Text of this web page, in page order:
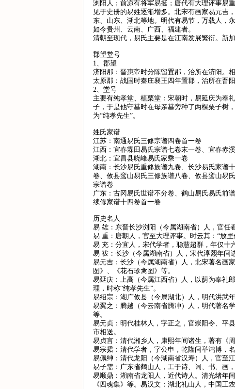
浏阳人；前凉有将军易挺；唐代有大理评事易
见于史册的易姓逐渐增多。北宋有画家易元吉
东、山东、湖北等地。明代有易节，万载人，
如今贵州、云南、广西、福建者。
清朝至现代，易氏主要是在江南发展繁衍。新加
郡望堂号
1、郡望
济阳郡：晋惠帝时分陈留置郡，治所在济阳。
太原郡：战国时秦庄襄王四年置郡，治所在晋
2、堂号
主要有纯孝堂、植栗堂：宋朝时，易延庆为奉
子，于是他守墓时在母亲墓旁种了两棵栗子树
为“纯孝先生”。
姓氏家谱
江苏：南通易氏三修宗谱四卷首一卷
江西：宜春霖田易氏宗谱七卷末一卷、宜春赤
湖北：宜昌县晓峰易氏家乘一卷
湖南：长沙易氏重修族谱九卷、长沙易氏家谱
卷、攸县鸾山易氏三修族谱八卷、攸县鸾山易
宗谱卷
广东：古冈易氏世谱不分卷、鹤山易氏易氏前
续修家谱十四卷首一卷
历史名人
易 雄：东晋长沙浏阳（今属湖南省）人，官任
易 重：唐朝人，官至大理评事。时云其：“放
易 充：分宜人，宋代学者，聪慧超群，年仅十
易 祓：长沙（今属湖南省）人，宋代淳熙年间
易元吉：长沙（今属湖南省）人，北宋著名画
图》、《花石珍禽图》等。
易延庆：上高（今属江西省）人，以荫为奉礼
理，时称“纯孝先生”。
易绍宗：湖广攸县（今属湖北）人，明代洪武
易翼之：腾越（今云南省腾冲）人，明代著名
等。
易元贞：明代桂林人，字正之，官崇阳令、平
市相送。
易贞言：清代湘乡人，康熙年间诸生，著有《
易宗捃：清代学者，字公申，乾隆间举鸿博，
易佩绅：清代龙阳（今湖南省汉寿）人，官至江
易子需：广东省鹤山人，工于诗、词、书、画
易顺鼎：湖南省龙阳人，近代诗人。清光绪年
《四魂集》等。易汉文：湖北礼山人，中国工